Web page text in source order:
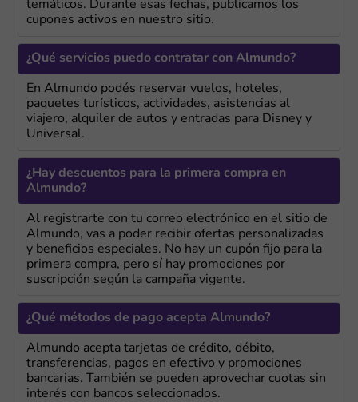
temáticos. Durante esas fechas, publicamos los
cupones activos en nuestro sitio.
¿Qué servicios puedo contratar con Almundo?
En Almundo podés reservar vuelos, hoteles,
paquetes turísticos, actividades, asistencias al
viajero, alquiler de autos y entradas para Disney y
Universal.
¿Hay descuentos para la primera compra en
Almundo?
Al registrarte con tu correo electrónico en el sitio de
Almundo, vas a poder recibir ofertas personalizadas
y beneficios especiales. No hay un cupón fijo para la
primera compra, pero sí hay promociones por
suscripción según la campaña vigente.
¿Qué métodos de pago acepta Almundo?
Almundo acepta tarjetas de crédito, débito,
transferencias, pagos en efectivo y promociones
bancarias. También se pueden aprovechar cuotas sin
interés con bancos seleccionados.